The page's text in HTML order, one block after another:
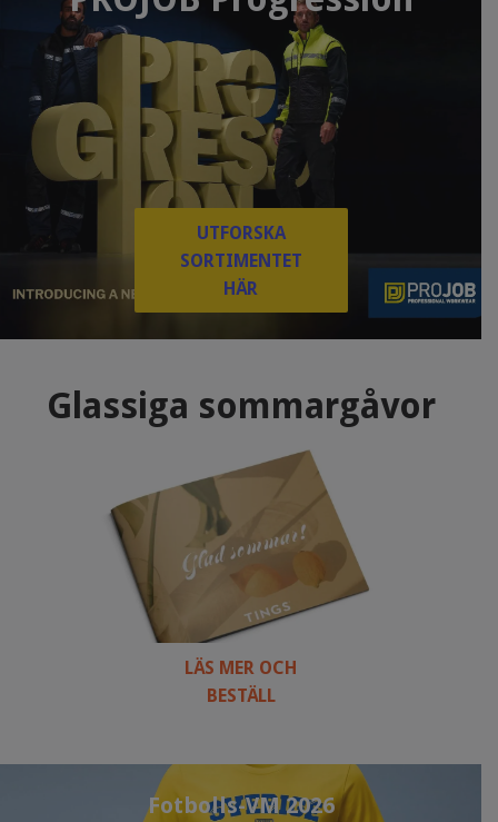
UTFORSKA
SORTIMENTET
HÄR
Glassiga sommargåvor
LÄS MER OCH
BESTÄLL
Fotbolls-VM 2026